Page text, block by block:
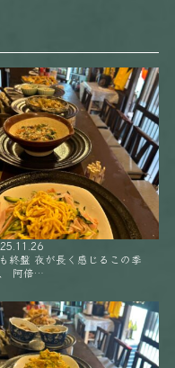
終盤 夜が長く感じるこの季
阿倍…